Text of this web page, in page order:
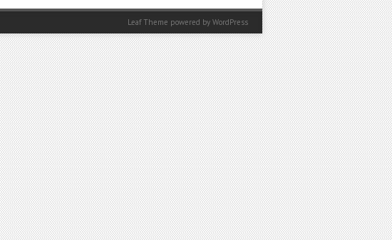
Leaf Theme powered by WordPress